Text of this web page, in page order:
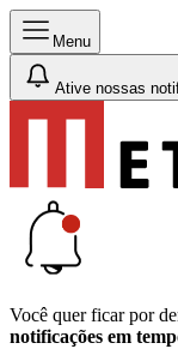
Menu
Ative nossas
Você quer ficar por
notificações em